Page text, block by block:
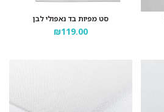
סט מפיות בד נאפולי לבן
₪119.00